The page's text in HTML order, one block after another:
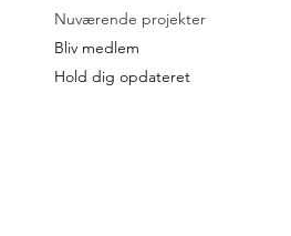
Nuværende projekter
Bliv medlem
Hold dig opdateret